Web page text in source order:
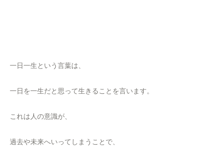
一日一生という言葉は、
一日を一生だと思って生きることを言います。
これは人の意識が、
過去や未来へいってしまうことで、